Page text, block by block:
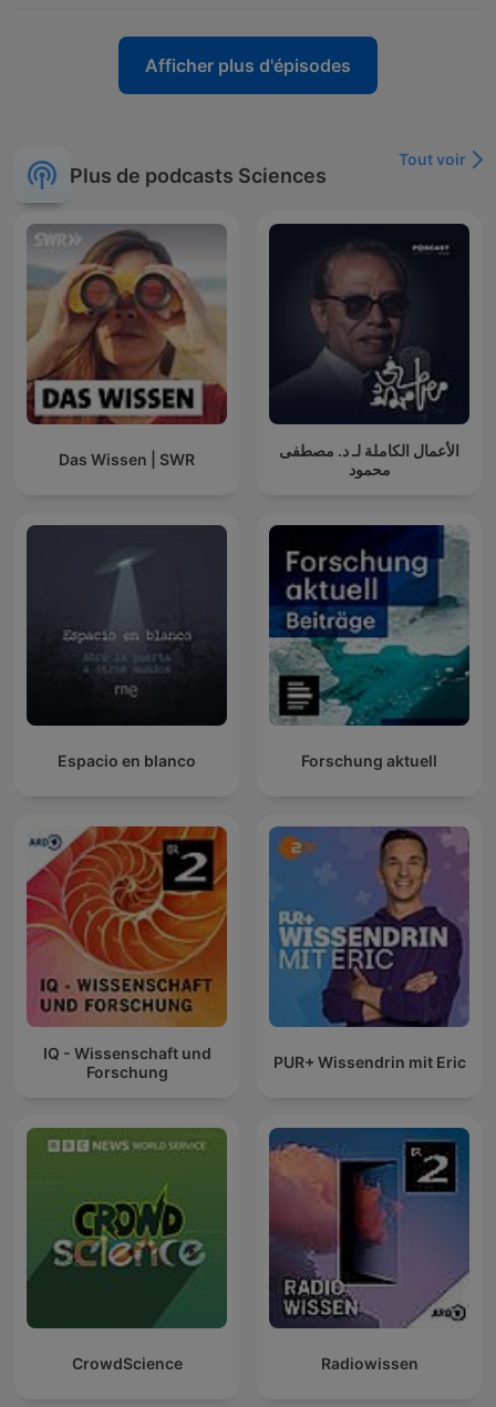
Afficher plus d'épisodes
Plus de podcasts Sciences
Tout voir
Das Wissen | SWR
الأعمال الكاملة لـ د. مصطفى
محمود
Espacio en blanco Forschung aktuell
IQ - Wissenschaft und
Forschung
PUR+ Wissendrin mit Eric
CrowdScience Radiowissen